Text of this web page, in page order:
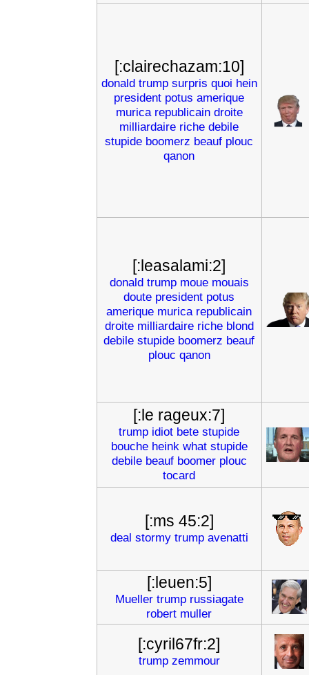
[:clairechazam:10]
donald trump surpris quoi hein
president potus amerique
murica republicain droite
milliardaire riche debile
stupide boomerz beauf plouc
qanon
[:leasalami:2]
donald trump moue mouais
doute president potus
amerique murica republicain
droite milliardaire riche blond
debile stupide boomerz beauf
plouc qanon
[:le rageux:7]
trump idiot bete stupide
bouche heink what stupide
debile beauf boomer plouc
tocard
[:ms 45:2]
deal stormy trump avenatti
[:leuen:5]
Mueller trump russiagate
robert muller
[:cyril67fr:2]
trump zemmour